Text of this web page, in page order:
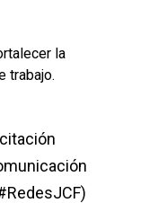
la
trabajo.